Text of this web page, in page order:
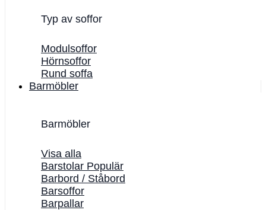
Typ av soffor
Modulsoffor
Hörnsoffor
Rund soffa
Barmöbler
Barmöbler
Visa alla
Barstolar
Barbord / Ståbord
Barsoffor
Barpallar